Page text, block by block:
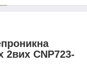
2вих CNP723-